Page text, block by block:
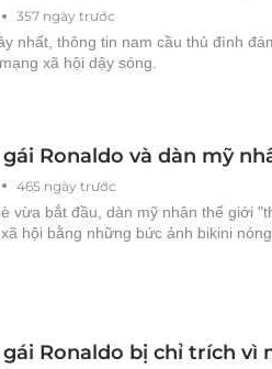
357 ngày trước
nhất, thông tin nam cầu thủ đình
xã hội dậy sóng.
465 ngày trước
Ronaldo và dàn mỹ
vừa bắt đầu, dàn mỹ nhân thế giới
hội bằng những bức ảnh bikini nóng
Ronaldo bị chỉ trích vì